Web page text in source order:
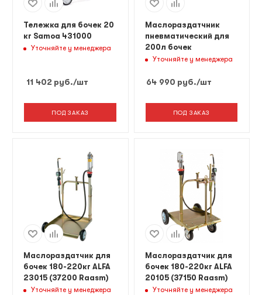
Тележка для бочек 20
кг Samoa 431000
Уточняйте у менеджера
11 402 руб./шт
ПОД ЗАКАЗ
Маслораздатчник
пневматический для
200л бочек
Уточняйте у менеджера
64 990 руб./шт
ПОД ЗАКАЗ
Маслораздатчик для
бочек 180-220кг ALFA
23015 (37200 Raasm)
Уточняйте у менеджера
Маслораздатчик для
бочек 180-220кг ALFA
20105 (37150 Raasm)
Уточняйте у менеджера